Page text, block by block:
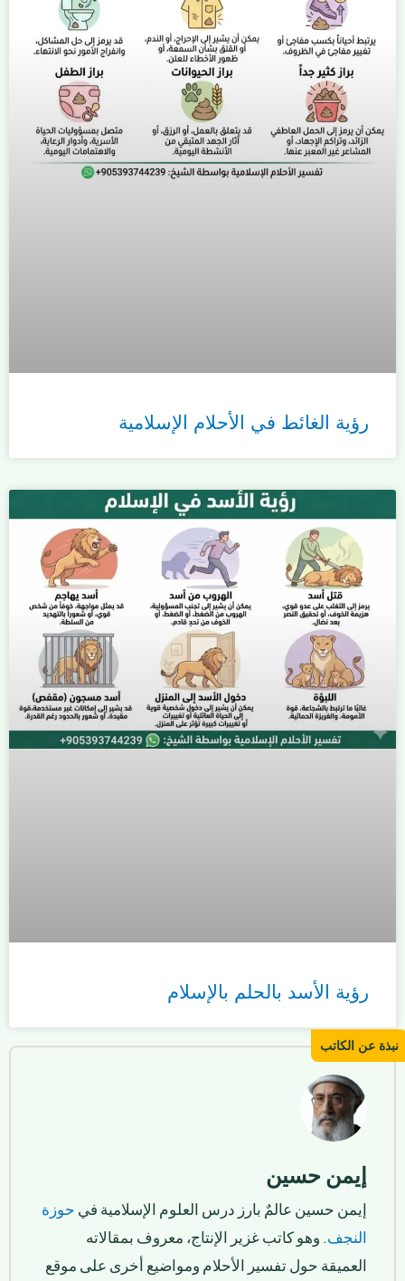
رؤية الغائط في الأحلام الإسلامية
رؤية الأسد بالحلم بالإسلام
إيمن حسين
إيمن حسين عالمٌ بارز درس العلوم الإسلامية في حوزة
النجف. وهو كاتب غزير الإنتاج، معروف بمقالاته
العميقة حول تفسير الأحلام ومواضيع أخرى على موقع